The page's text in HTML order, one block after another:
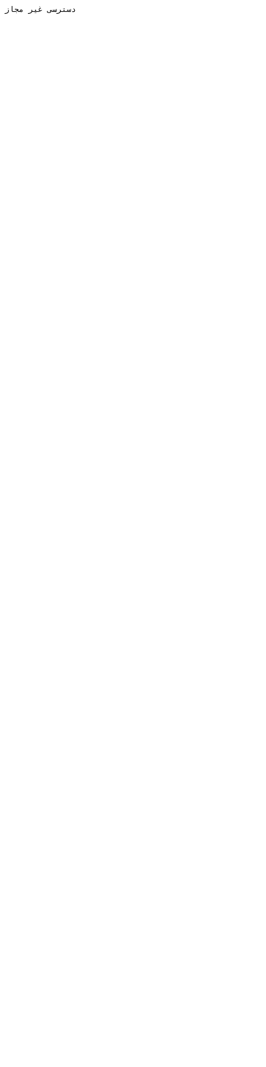
دسترسی غیر مجاز